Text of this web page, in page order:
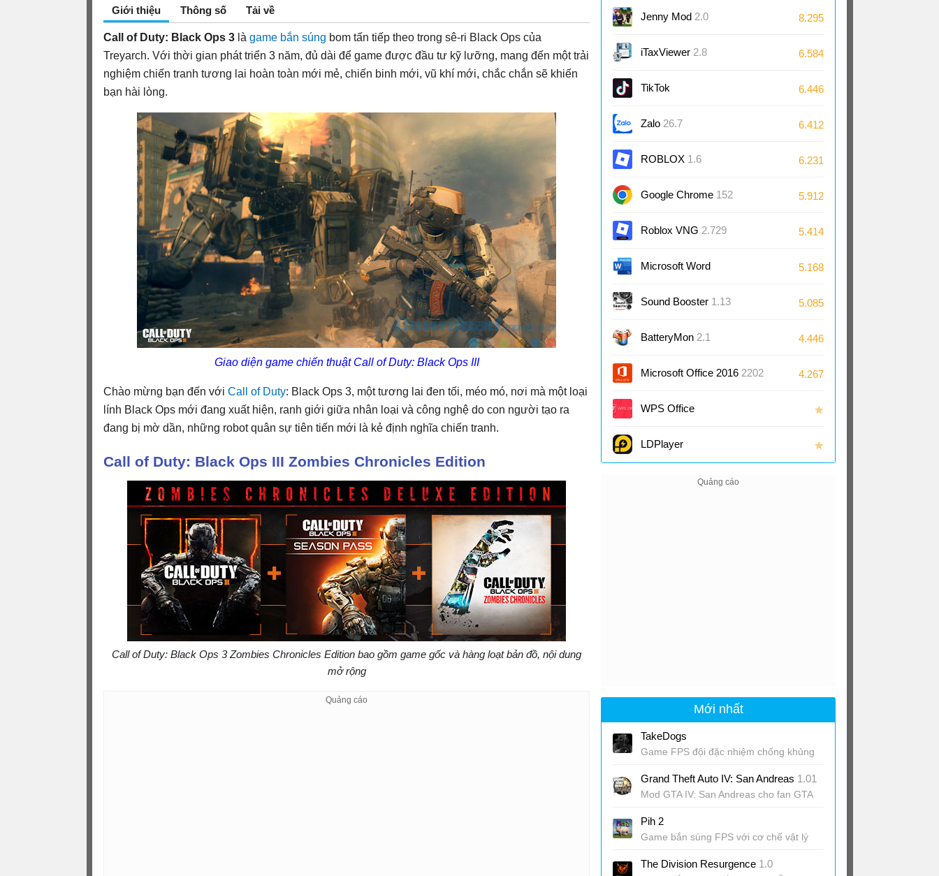
Giới thiệu Thông số Tải về
Call of Duty: Black Ops 3 là game bắn súng bom tấn tiếp theo trong sê-ri Black Ops của
Treyarch. Với thời gian phát triển 3 năm, đủ dài để game được đầu tư kỹ lưỡng, mang đến một trải
nghiệm chiến tranh tương lai hoàn toàn mới mẻ, chiến binh mới, vũ khí mới, chắc chắn sẽ khiến
bạn hài lòng.
Giao diện game chiến thuật Call of Duty: Black Ops III
Chào mừng bạn đến với Call of Duty: Black Ops 3, một tương lai đen tối, méo mó, nơi mà một loại
lính Black Ops mới đang xuất hiện, ranh giới giữa nhân loại và công nghệ do con người tạo ra
đang bị mờ dần, những robot quân sự tiên tiến mới là kẻ định nghĩa chiến tranh.
Call of Duty: Black Ops III Zombies Chronicles Edition
Call of Duty: Black Ops 3 Zombies Chronicles Edition bao gồm game gốc và hàng loạt bản đồ, nội dung
mở rộng
Jenny Mod 2.0 8.295
iTaxViewer 2.8 6.584
TikTok 6.446
Zalo 26.7 6.412
ROBLOX 1.6 6.231
Google Chrome 152 5.912
Roblox VNG 2.729 5.414
Microsoft Word
2024/2021/2019/2016
5.168
Sound Booster 1.13 5.085
BatteryMon 2.1 4.446
Microsoft Office 2016 2202
(16.0
4.267
WPS Office ✯
LDPlayer ✯
Mới nhất
TakeDogs
Game FPS đội đặc nhiệm chống khủng
Grand Theft Auto IV: San Andreas 1.01
Mod GTA IV: San Andreas cho fan GTA
Pih 2
Game bắn súng FPS với cơ chế vật lý
The Division Resurgence 1.0